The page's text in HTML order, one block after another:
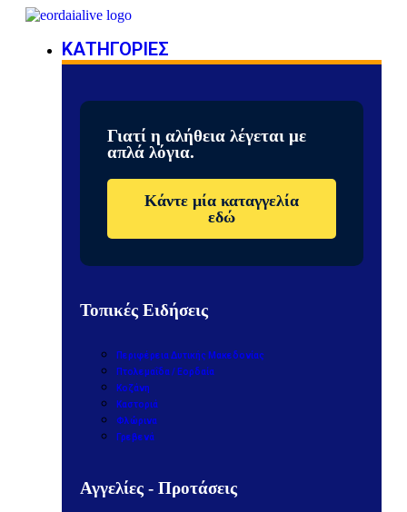
ΚΑΤΗΓΟΡΙΕΣ
Γιατί η αλήθεια λέγεται με
απλά λόγια.
Κάντε μία καταγγελία
εδώ
Τοπικές Ειδήσεις
Περιφέρεια Δυτικής Μακεδονίας
Πτολεμαΐδα / Εορδαία
Κοζάνη
Καστοριά
Φλώρινα
Γρεβενά
Αγγελίες - Προτάσεις